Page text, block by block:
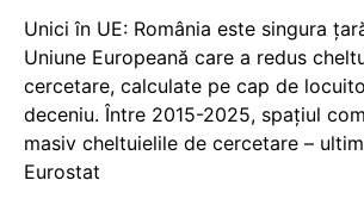
Unici în UE: România este singura
Uniune Europeană care a redus
cercetare, calculate pe cap de
deceniu. Între 2015-2025, spațiul
masiv cheltuielile de cercetare –
Eurostat